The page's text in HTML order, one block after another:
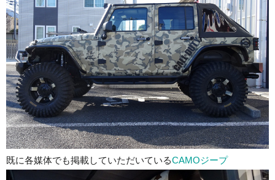
既に各媒体でも掲載していただいているCAMOジープ